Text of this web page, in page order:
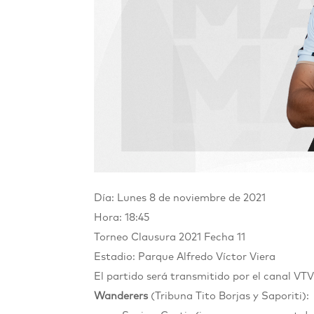
Día: Lunes 8 de noviembre de 2021
Hora: 18:45
Torneo Clausura 2021 Fecha 11
Estadio: Parque Alfredo Víctor Viera
El partido será transmitido por el canal
Wanderers (Tribuna Tito Borjas y Saporiti):